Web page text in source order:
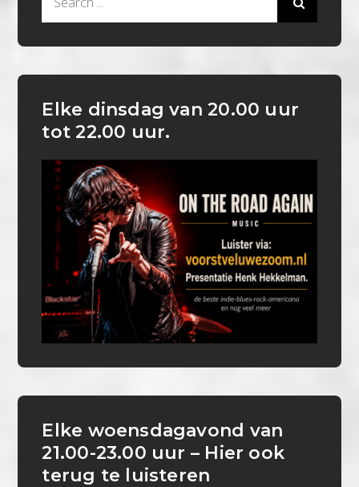
Elke dinsdag van 20.00 uur
tot 22.00 uur.
Elke woensdagavond van
21.00-23.00 uur – Hier ook
terug te luisteren